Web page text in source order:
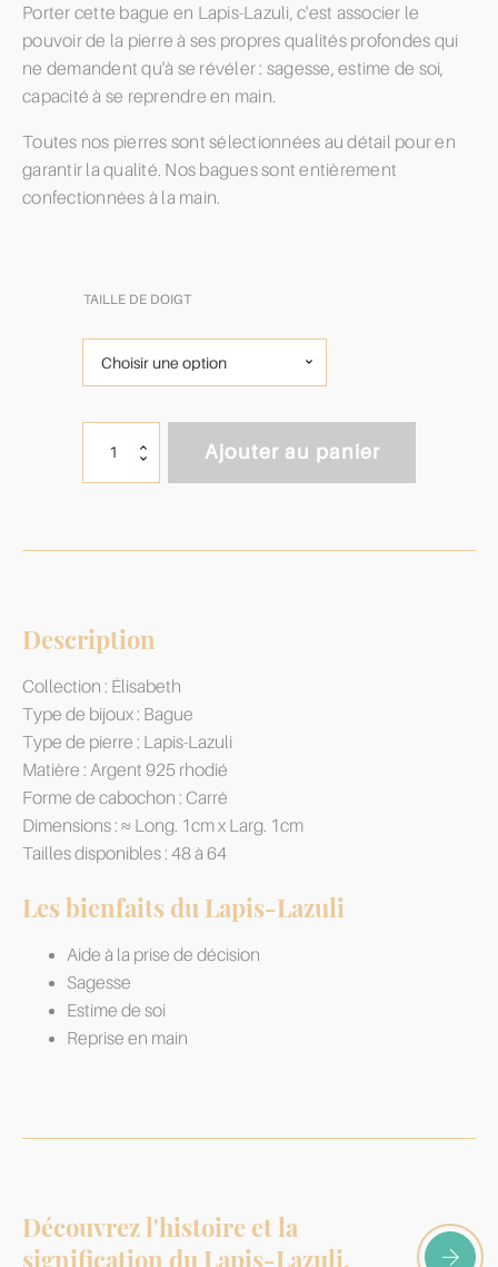
Porter cette bague en Lapis-Lazuli, c'est associer le
pouvoir de la pierre à ses propres qualités profondes qui
ne demandent qu'à se révéler : sagesse, estime de soi,
capacité à se reprendre en main.
Toutes nos pierres sont sélectionnées au détail pour en
garantir la qualité. Nos bagues sont entièrement
confectionnées à la main.
TAILLE DE DOIGT
Bague
Lazuli
Ajouter au panier
Description
Collection : Élisabeth
Type de bijoux : Bague
Type de pierre : Lapis-Lazuli
Matière : Argent 925 rhodié
Forme de cabochon : Carré
Dimensions : ≈ Long. 1cm x Larg. 1cm
Tailles disponibles : 48 à 64
Les bienfaits du Lapis-Lazuli
Aide à la prise de décision
Sagesse
Estime de soi
Reprise en main
Découvrez l'histoire et la
signification du Lapis-Lazuli,